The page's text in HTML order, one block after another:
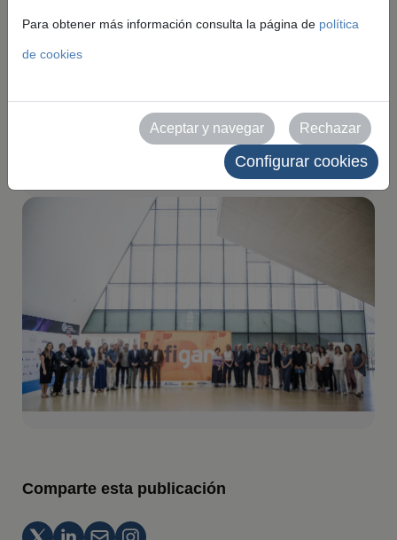
los avances de su 18ª
edición en su segundo
Comité Organizador
2026-06-12
Comparte esta publicación
Para obtener más información consulta la página de política
de cookies
Aceptar y navegar Rechazar
Configurar cookies